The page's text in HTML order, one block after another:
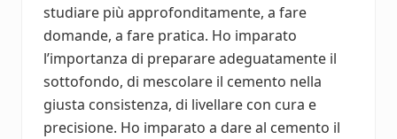
studiare più approfonditamente, a fare
domande, a fare pratica. Ho imparato
l’importanza di preparare adeguatamente il
sottofondo, di mescolare il cemento nella
giusta consistenza, di livellare con cura e
precisione. Ho imparato a dare al cemento il